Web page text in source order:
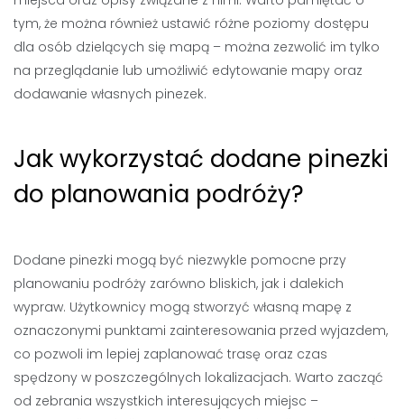
tym, że można również ustawić różne poziomy dostępu
dla osób dzielących się mapą – można zezwolić im tylko
na przeglądanie lub umożliwić edytowanie mapy oraz
dodawanie własnych pinezek.
Jak wykorzystać dodane pinezki
do planowania podróży?
Dodane pinezki mogą być niezwykle pomocne przy
planowaniu podróży zarówno bliskich, jak i dalekich
wypraw. Użytkownicy mogą stworzyć własną mapę z
oznaczonymi punktami zainteresowania przed wyjazdem,
co pozwoli im lepiej zaplanować trasę oraz czas
spędzony w poszczególnych lokalizacjach. Warto zacząć
od zebrania wszystkich interesujących miejsc –